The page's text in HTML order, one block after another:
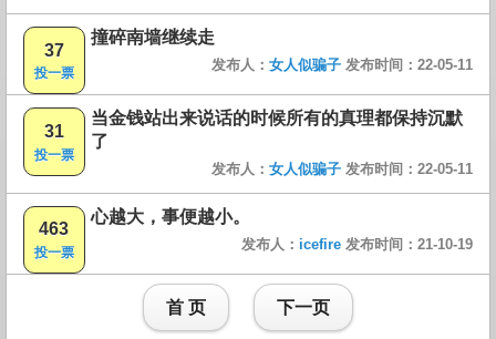
37
投一票
撞碎南墙继续走
发布人： 女人似骗子 发布时间：22-05-11
31
投一票
当金钱站出来说话的时候所有的真理都保持沉默
了
发布人： 女人似骗子 发布时间：22-05-11
463
投一票
心越大，事便越小。
发布人： icefire 发布时间：21-10-19
首 页 下一页